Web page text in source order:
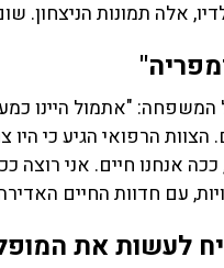
אלה תמונות הניצחון.
"אתמול היינו
הצוות הרפואי הגיע כי
אנחנו חיים. אני רוצה
עם חדוות החיים
לעשות את